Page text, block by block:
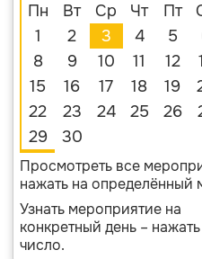
Пн Вт Ср Чт Пт
1
2 3 4 5
8
9 10 11 12
15
16 17 18 19
22
23 24 25 26
29
30
Просмотреть все
нажать на определённый
Узнать мероприятие на
конкретный день –
число.